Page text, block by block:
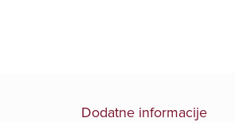
Dodatne informacije